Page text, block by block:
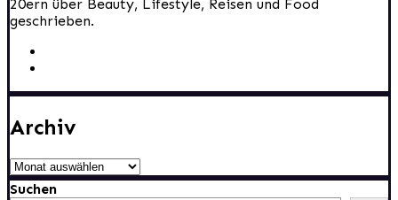
20ern über Beauty, Lifestyle, Reisen und Food
geschrieben.
Archiv
Archiv
Suchen